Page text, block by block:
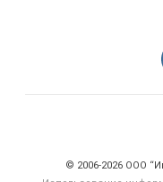
© 2006‑2026 ООО